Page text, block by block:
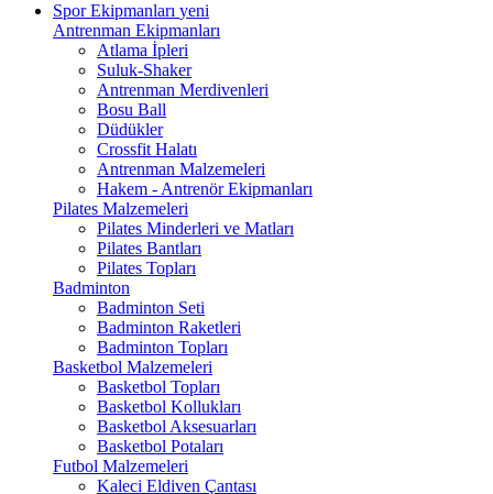
Spor Ekipmanları yeni
Antrenman Ekipmanları
Atlama İpleri
Suluk-Shaker
Antrenman Merdivenleri
Bosu Ball
Düdükler
Crossfit Halatı
Antrenman Malzemeleri
Hakem - Antrenör Ekipmanları
Pilates Malzemeleri
Pilates Minderleri ve Matları
Pilates Bantları
Pilates Topları
Badminton
Badminton Seti
Badminton Raketleri
Badminton Topları
Basketbol Malzemeleri
Basketbol Topları
Basketbol Kollukları
Basketbol Aksesuarları
Basketbol Potaları
Futbol Malzemeleri
Kaleci Eldiven Çantası